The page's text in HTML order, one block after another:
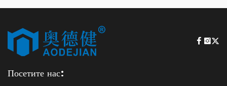
Посетите нас: